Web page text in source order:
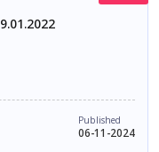
Published
06-11-2024